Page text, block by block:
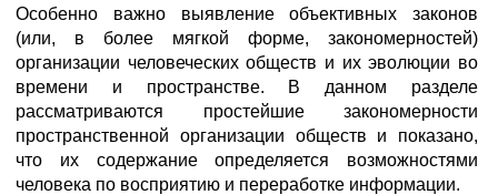
Особенно важно выявление объективных законов
(или, в более мягкой форме, закономерностей)
организации человеческих обществ и их эволюции во
времени и пространстве. В данном разделе
рассматриваются простейшие закономерности
пространственной организации обществ и показано,
что их содержание определяется возможностями
человека по восприятию и переработке информации.